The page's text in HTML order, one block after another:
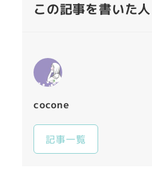
この記事を書いた人
cocone
記事一覧